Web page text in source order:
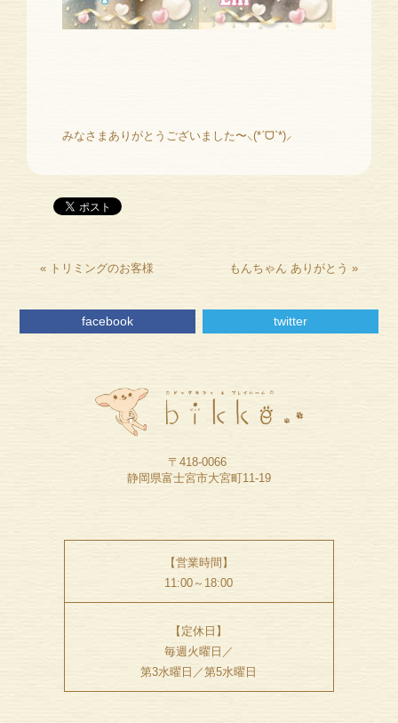
みなさまありがとうございました〜⸜(*ˊᗜˋ*)⸝
« トリミングのお客様 もんちゃん ありがとう »
facebook twitter
〒418-0066
静岡県富士宮市大宮町11-19
【営業時間】
11:00～18:00
【定休日】
毎週火曜日／
第3水曜日／第5水曜日